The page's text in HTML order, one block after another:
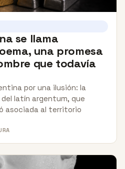
se llama
una promesa
que todavía
por una ilusión: la
latín argentum, que
asociada al territorio